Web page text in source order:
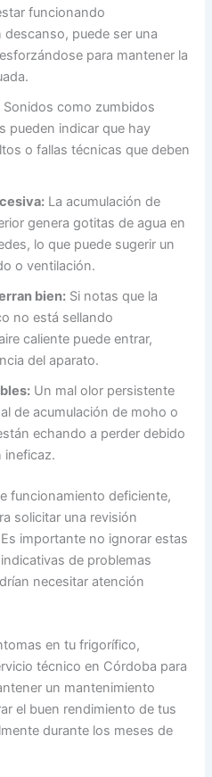
funcionando
puede ser una
para mantener la
Sonidos como zumbidos
pueden indicar que hay
o fallas técnicas que deben
La acumulación de
genera gotitas de agua en
lo que puede sugerir un
o ventilación.
bien: Si notas que la
no está sellando
caliente puede entrar,
del aparato.
Un mal olor persistente
de acumulación de moho o
echando a perder debido
ineficaz.
funcionamiento deficiente,
solicitar una revisión
importante no ignorar estas
de problemas
necesitar atención
en tu frigorífico,
técnico en Córdoba para
un mantenimiento
el buen rendimiento de tus
durante los meses de